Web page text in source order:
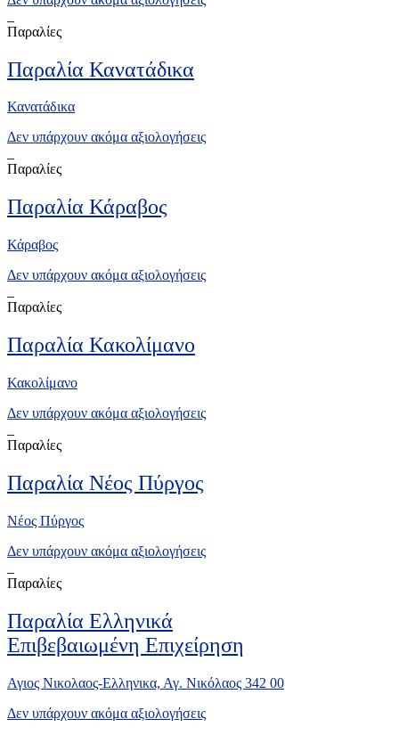
Παραλίες
Παραλία Κανατάδικα
Κανατάδικα
Δεν υπάρχουν ακόμα αξιολογήσεις
Παραλίες
Παραλία Κάραβος
Κάραβος
Δεν υπάρχουν ακόμα αξιολογήσεις
Παραλίες
Παραλία Κακολίμανο
Κακολίμανο
Δεν υπάρχουν ακόμα αξιολογήσεις
Παραλίες
Παραλία Νέος Πύργος
Νέος Πύργος
Δεν υπάρχουν ακόμα αξιολογήσεις
Παραλίες
Παραλία Ελληνικά
Επιβεβαιωμένη Επιχείρηση
Αγιος Νικολαος-Ελληνικα, Αγ. Νικόλαος 342 00
Δεν υπάρχουν ακόμα αξιολογήσεις